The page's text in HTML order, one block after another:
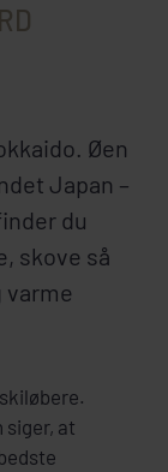
Øen
Japan –
du
skove så
siger, at